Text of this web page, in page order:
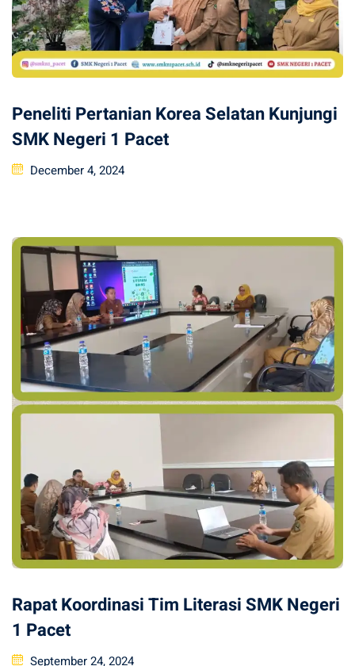
Peneliti Pertanian Korea Selatan Kunjungi
SMK Negeri 1 Pacet
Posted
December 4, 2024
Rapat Koordinasi Tim Literasi SMK Negeri
1 Pacet
Posted
September 24, 2024